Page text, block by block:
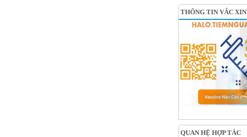
THÔNG TIN VẮC XIN
QUAN HỆ HỢP TÁC